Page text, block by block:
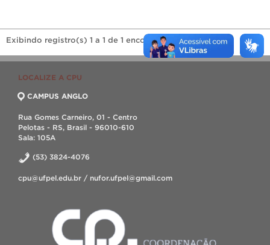
Exibindo registro(s) 1 a 1 de 1 encontrado(s).
LOCALIZE A CPU
CAMPUS ANGLO
Rua Gomes Carneiro, 01 - Centro
Pelotas - RS, Brasil - 96010-610
Sala: 105A
(53) 3824-4076
cpu@ufpel.edu.br / nufor.ufpel@gmail.com